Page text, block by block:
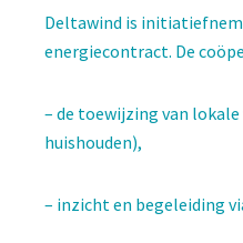
Deltawind is
energiecontract. De
– de toewijzing van
huishouden),
– inzicht en begeleiding